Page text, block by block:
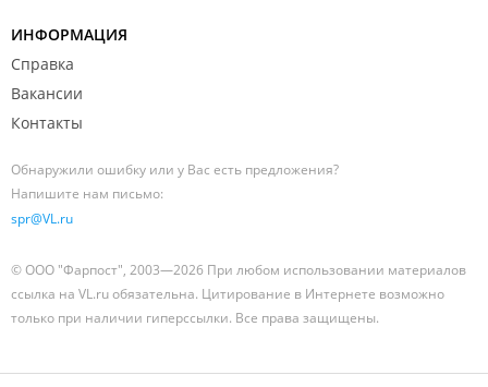
ИНФОРМАЦИЯ
Справка
Вакансии
Контакты
Обнаружили ошибку или у Вас есть предложения?
Напишите нам письмо:
spr@VL.ru
© ООО "Фарпост", 2003—2026 При любом использовании материалов
ссылка на VL.ru обязательна. Цитирование в Интернете возможно
только при наличии гиперссылки. Все права защищены.